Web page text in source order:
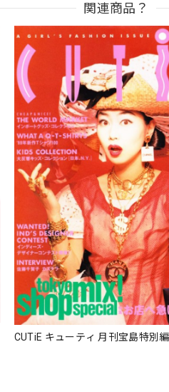
関連商品？
CUTiE キューティ 月刊宝島特別